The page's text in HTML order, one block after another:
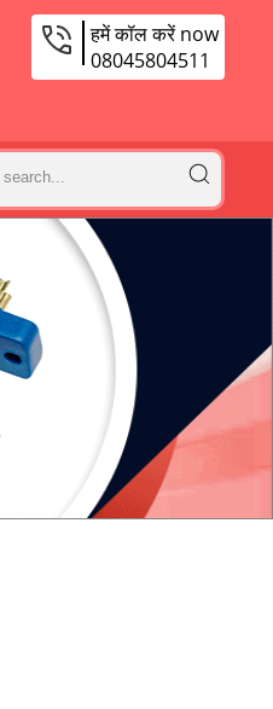
हमें कॉल करें now
08045804511